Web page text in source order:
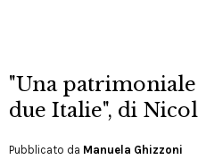
"Una
due Italie", di
Pubblicato da Manuela Ghizzoni